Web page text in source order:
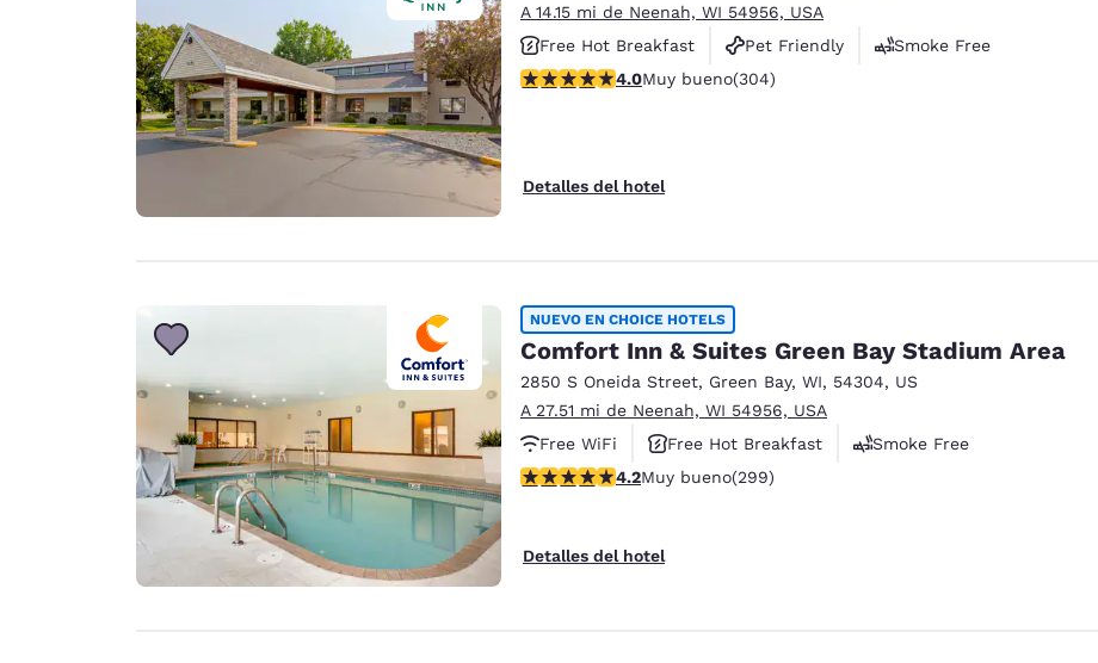
Asia-Pacífico
Australia
English English
A 14.15 mi de Neenah, WI 54956, USA
Free Hot Breakfast
Pet Friendly
Smoke Free
calificación de 4.01 estrellas. Muy bueno. 304 reseñas
4.0Muy bueno(304)
Detalles del hotel
NUEVO EN CHOICE HOTELS
Comfort Inn & Suites Green Bay Stadium Area
2850 S Oneida Street, Green Bay, WI, 54304, US
A 27.51 mi de Neenah, WI 54956, USA
Free WiFi
Free Hot Breakfast
Smoke Free
calificación de 4.19 estrellas. Muy bueno. 299 reseñas
4.2Muy bueno(299)
Detalles del hotel